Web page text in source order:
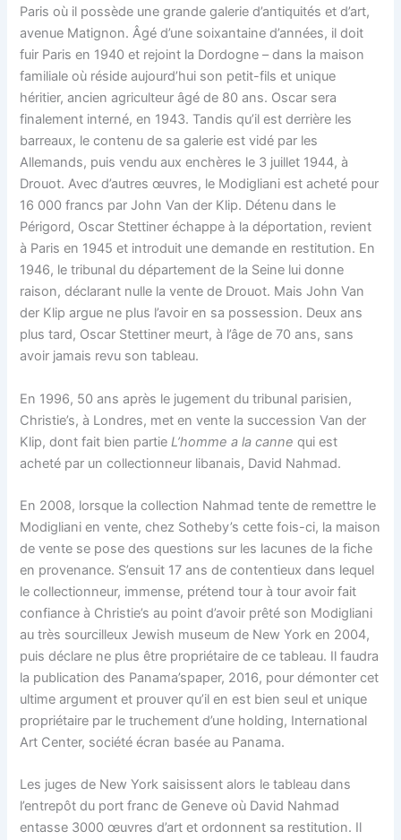
Paris où il possède une grande galerie d’antiquités et d’art,
avenue Matignon. Âgé d’une soixantaine d’années, il doit
fuir Paris en 1940 et rejoint la Dordogne – dans la maison
familiale où réside aujourd’hui son petit-fils et unique
héritier, ancien agriculteur âgé de 80 ans. Oscar sera
finalement interné, en 1943. Tandis qu’il est derrière les
barreaux, le contenu de sa galerie est vidé par les
Allemands, puis vendu aux enchères le 3 juillet 1944, à
Drouot. Avec d’autres œuvres, le Modigliani est acheté pour
16 000 francs par John Van der Klip. Détenu dans le
Périgord, Oscar Stettiner échappe à la déportation, revient
à Paris en 1945 et introduit une demande en restitution. En
1946, le tribunal du département de la Seine lui donne
raison, déclarant nulle la vente de Drouot. Mais John Van
der Klip argue ne plus l’avoir en sa possession. Deux ans
plus tard, Oscar Stettiner meurt, à l’âge de 70 ans, sans
avoir jamais revu son tableau.
En 1996, 50 ans après le jugement du tribunal parisien,
Christie’s, à Londres, met en vente la succession Van der
Klip, dont fait bien partie L’homme a la canne qui est
acheté par un collectionneur libanais, David Nahmad.
En 2008, lorsque la collection Nahmad tente de remettre le
Modigliani en vente, chez Sotheby’s cette fois-ci, la maison
de vente se pose des questions sur les lacunes de la fiche
en provenance. S’ensuit 17 ans de contentieux dans lequel
le collectionneur, immense, prétend tour à tour avoir fait
confiance à Christie’s au point d’avoir prêté son Modigliani
au très sourcilleux Jewish museum de New York en 2004,
puis déclare ne plus être propriétaire de ce tableau. Il faudra
la publication des Panama’spaper, 2016, pour démonter cet
ultime argument et prouver qu’il en est bien seul et unique
propriétaire par le truchement d’une holding, International
Art Center, société écran basée au Panama.
Les juges de New York saisissent alors le tableau dans
l’entrepôt du port franc de Geneve où David Nahmad
entasse 3000 œuvres d’art et ordonnent sa restitution. Il